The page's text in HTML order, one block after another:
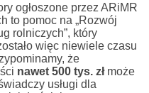
ogłoszone przez ARiMR
to pomoc na „Rozwój
rolniczych”, który
więc niewiele czasu
że
nawet 500 tys. złmoże
usługi dla